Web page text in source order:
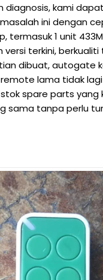
diagnosis, kami
ini dengan
termasuk 1 unit
terkini,
dibuat, autogate
lama tidak
spare parts
sama tanpa perlu